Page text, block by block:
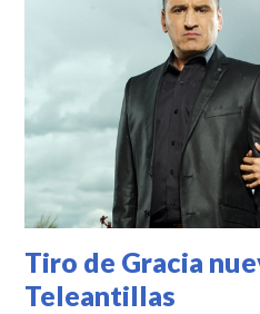
Tiro de Gracia
Teleantillas